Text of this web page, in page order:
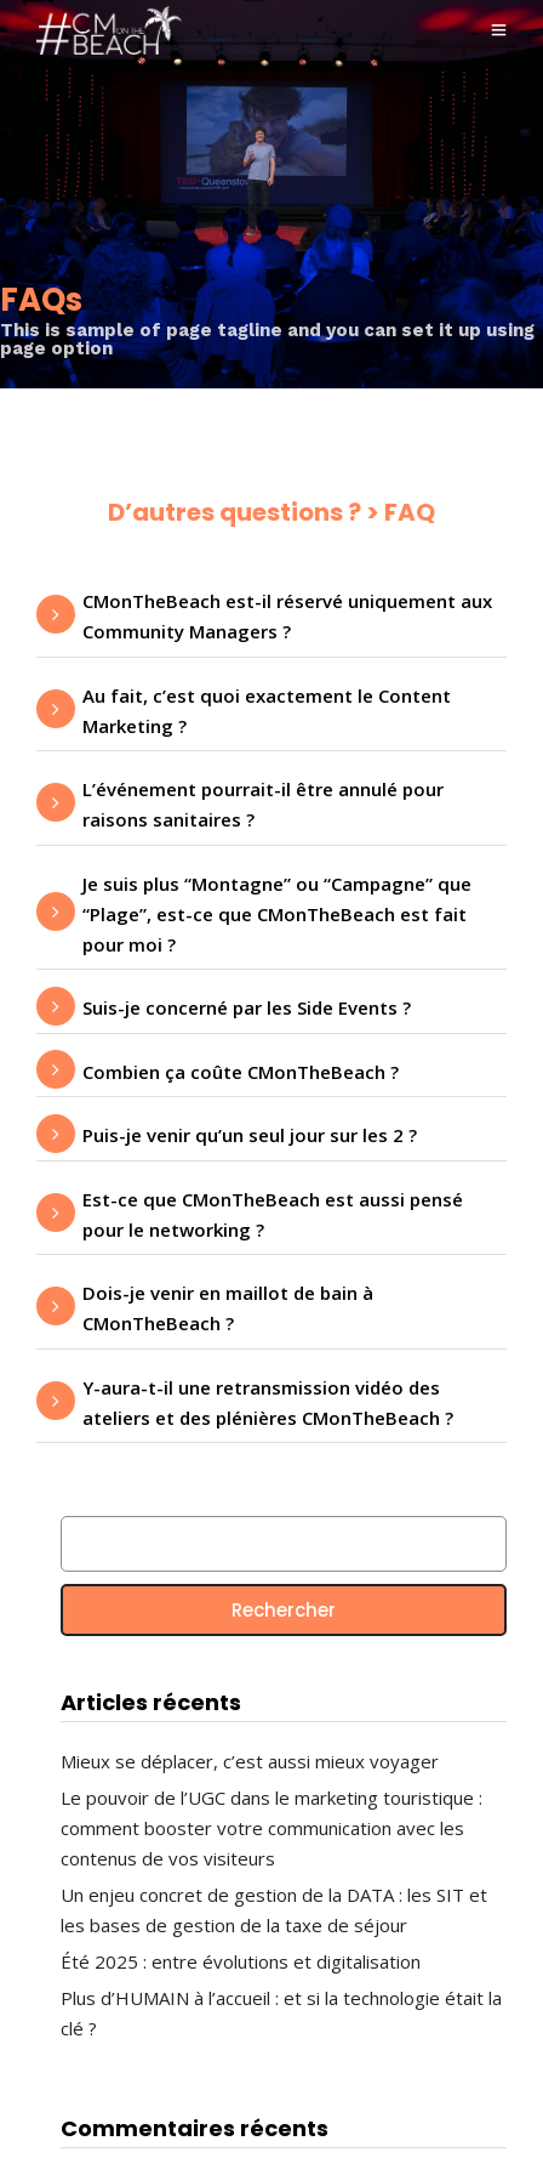
FAQs
This is sample of page tagline and you can set it up using
page option
D’autres questions ? > FAQ
CMonTheBeach est-il réservé uniquement aux
Community Managers ?
Au fait, c’est quoi exactement le Content
Marketing ?
L’événement pourrait-il être annulé pour
raisons sanitaires ?
Je suis plus “Montagne” ou “Campagne” que
“Plage”, est-ce que CMonTheBeach est fait
pour moi ?
Suis-je concerné par les Side Events ?
Combien ça coûte CMonTheBeach ?
Puis-je venir qu’un seul jour sur les 2 ?
Est-ce que CMonTheBeach est aussi pensé
pour le networking ?
Dois-je venir en maillot de bain à
CMonTheBeach ?
Y-aura-t-il une retransmission vidéo des
ateliers et des plénières CMonTheBeach ?
Rechercher :
Articles récents
Mieux se déplacer, c’est aussi mieux voyager
Le pouvoir de l’UGC dans le marketing touristique :
comment booster votre communication avec les
contenus de vos visiteurs
Un enjeu concret de gestion de la DATA : les SIT et
les bases de gestion de la taxe de séjour
Été 2025 : entre évolutions et digitalisation
Plus d’HUMAIN à l’accueil : et si la technologie était la
clé ?
Commentaires récents